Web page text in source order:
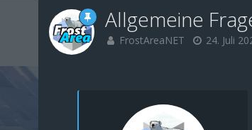
Allgemeine
FrostAreaNET 24. Juli